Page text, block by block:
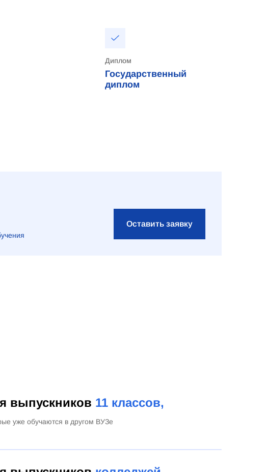
Диплом
Государственный
диплом
Оставить заявку
выпускников 11 классов,
уже обучаются в другом ВУЗе